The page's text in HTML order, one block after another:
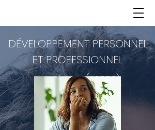
DÉVELOPPEMENT PERSONNEL
ET PROFESSIONNEL
Les Chères (69380)